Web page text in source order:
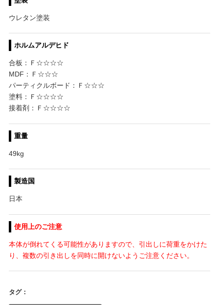
ウレタン塗装
ホルムアルデヒド
合板：Ｆ☆☆☆☆
MDF：Ｆ☆☆☆
パーティクルボード：Ｆ☆☆☆
塗料：Ｆ☆☆☆☆
接着剤：Ｆ☆☆☆☆
重量
49kg
製造国
日本
使用上のご注意
本体が倒れてくる可能性がありますので、引出しに荷重をかけた
り、複数の引き出しを同時に開けないようご注意ください。
タグ：